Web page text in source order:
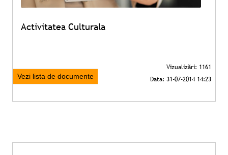
Activitatea Culturala
Vezi lista de documente